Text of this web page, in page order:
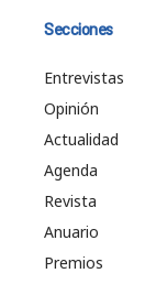
Secciones
Entrevistas
Opinión
Actualidad
Agenda
Revista
Anuario
Premios